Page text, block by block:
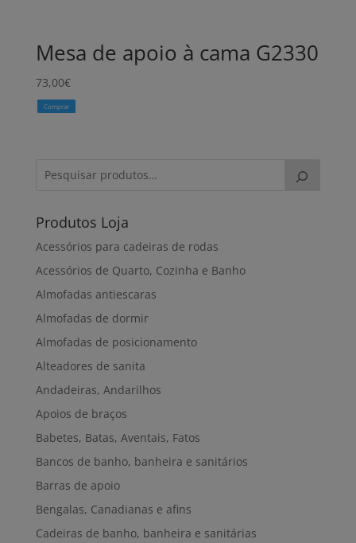
Mesa de apoio à cama G2330
73,00€
Comprar
Produtos Loja
Acessórios para cadeiras de rodas
Acessórios de Quarto, Cozinha e Banho
Almofadas antiescaras
Almofadas de dormir
Almofadas de posicionamento
Alteadores de sanita
Andadeiras, Andarilhos
Apoios de braços
Babetes, Batas, Aventais, Fatos
Bancos de banho, banheira e sanitários
Barras de apoio
Bengalas, Canadianas e afins
Cadeiras de banho, banheira e sanitárias